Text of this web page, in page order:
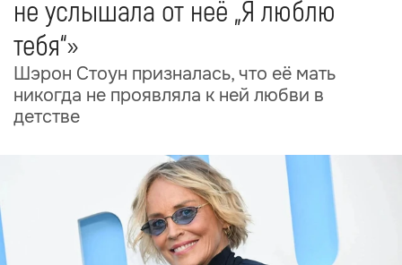
не услышала от неё „Я люблю
тебя“»
Шэрон Стоун призналась, что её мать
никогда не проявляла к ней любви в
детстве